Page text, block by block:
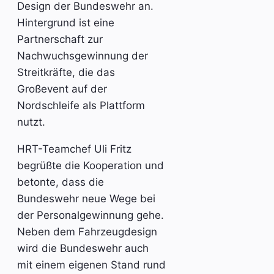
Design der Bundeswehr an.
Hintergrund ist eine
Partnerschaft zur
Nachwuchsgewinnung der
Streitkräfte, die das
Großevent auf der
Nordschleife als Plattform
nutzt.
HRT-Teamchef Uli Fritz
begrüßte die Kooperation und
betonte, dass die
Bundeswehr neue Wege bei
der Personalgewinnung gehe.
Neben dem Fahrzeugdesign
wird die Bundeswehr auch
mit einem eigenen Stand rund